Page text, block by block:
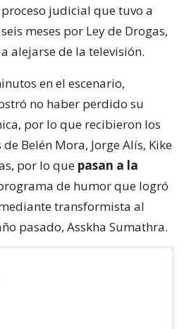
judicial que tuvo a
meses por Ley de Drogas,
alejarse de la televisión.
en el escenario,
no haber perdido su
por lo que recibieron los
Belén Mora, Jorge Alís, Kike
por lo que pasan a la
de humor que logró
transformista al
pasado, Asskha Sumathra.